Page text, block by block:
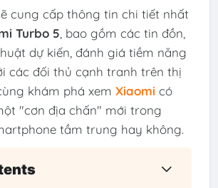
cung cấp thông tin chi tiết nhất
Turbo 5 , bao gồm các tin đồn,
dự kiến, đánh giá tiềm năng
các đối thủ cạnh tranh trên thị
khám phá xem Xiaomi có
"cơn địa chấn" mới trong
tầm trung hay không.